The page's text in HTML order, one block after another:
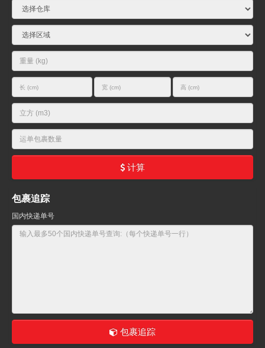
计算
包裹追踪
国内快递单号
包裹追踪